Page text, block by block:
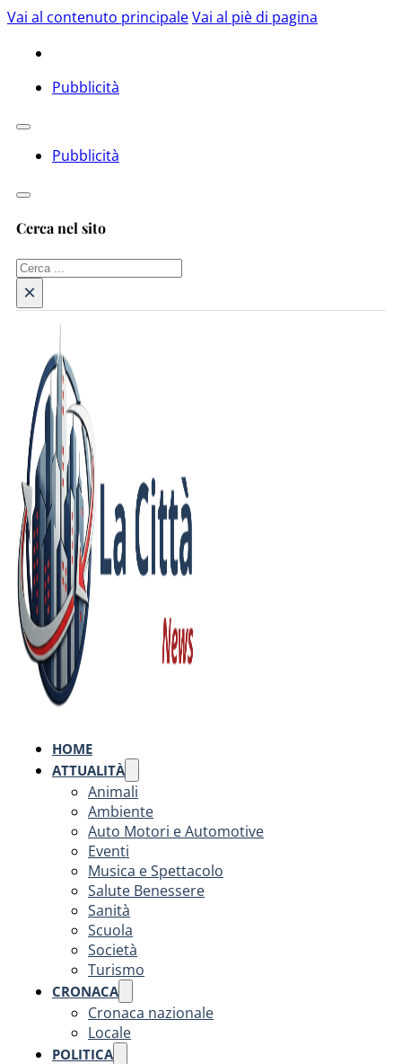
Vai al contenuto principaleVai al piè di pagina
Pubblicità
Pubblicità
Cerca nel sito
Cerca
×
HOME
ATTUALITÀ
Animali
Ambiente
Auto Motori e Automotive
Eventi
Musica e Spettacolo
Salute Benessere
Sanità
Scuola
Società
Turismo
CRONACA
Cronaca nazionale
Locale
POLITICA